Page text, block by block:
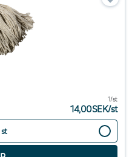
1/st
14,00SEK/st
st